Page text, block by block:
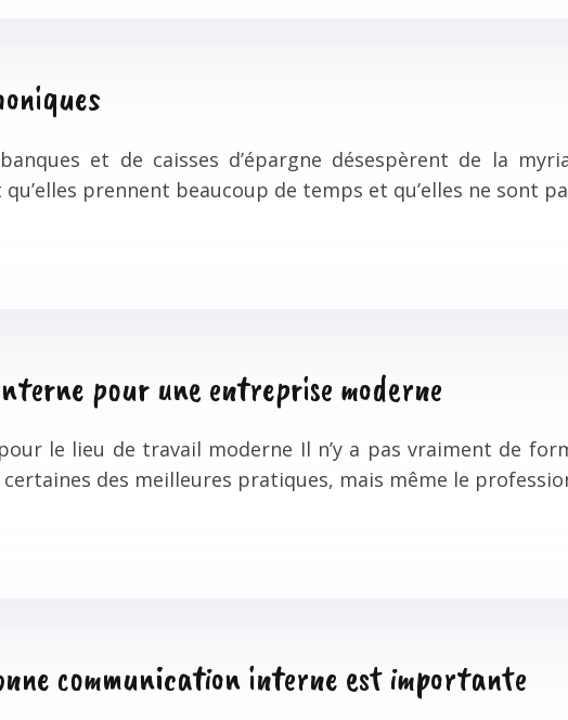
et de caisses d’épargne désespèrent de la
prennent beaucoup de temps et qu’elles ne
pour une entreprise moderne
le lieu de travail moderne Il n’y a pas vraiment de
certaines des meilleures pratiques, mais même le
communication interne est importante